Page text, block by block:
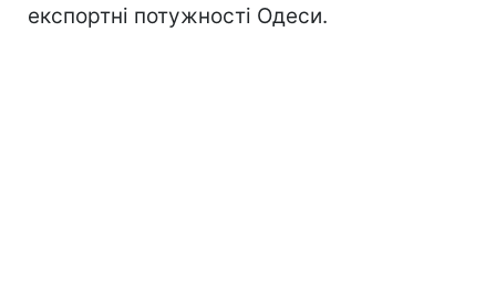
експортні потужності Одеси.